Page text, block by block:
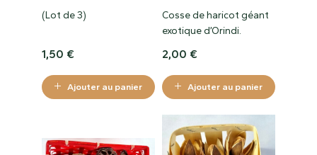
Ajouter au panier
(Lot de 3)
1,50 €
Ajouter au panier
Cosse de haricot géant
exotique d’Orindi.
2,00 €